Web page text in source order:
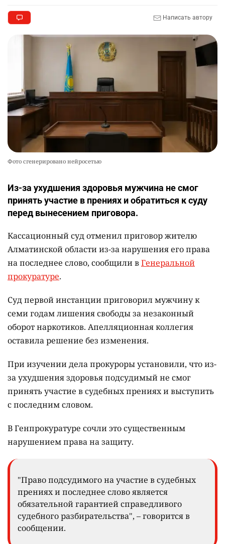
Написать автору
Фото сгенерировано нейросетью
Из-за ухудшения здоровья мужчина не смог
принять участие в прениях и обратиться к суду
перед вынесением приговора.
Кассационный суд отменил приговор жителю
Алматинской области из-за нарушения его права
на последнее слово, сообщили вГенеральной
прокуратуре.
Суд первой инстанции приговорил мужчину к
семи годам лишения свободы за незаконный
оборот наркотиков. Апелляционная коллегия
оставила решение без изменения.
При изучении дела прокуроры установили, что из-
за ухудшения здоровья подсудимый не смог
принять участие в судебных прениях и выступить
с последним словом.
В Генпрокуратуре сочли это существенным
нарушением права на защиту.
"Право подсудимого на участие в судебных
прениях и последнее слово является
обязательной гарантией справедливого
судебного разбирательства", – говорится в
сообщении.